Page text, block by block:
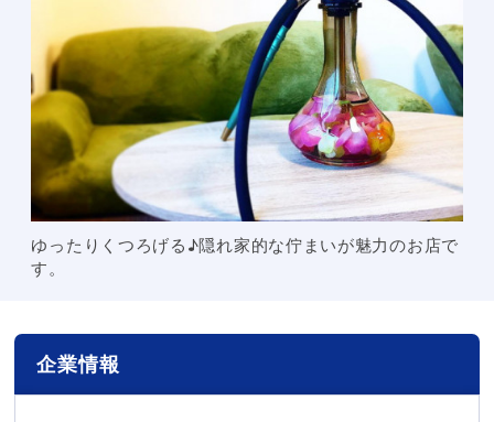
ゆったりくつろげる♪隠れ家的な佇まいが魅力のお店で
す。
企業情報